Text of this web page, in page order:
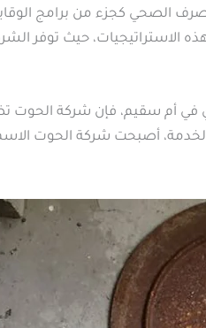
الصحي كجزء من برامج
حيث توفر
أم سقيم، فإن شركة الحوت
أصبحت شركة الحوت الاسم